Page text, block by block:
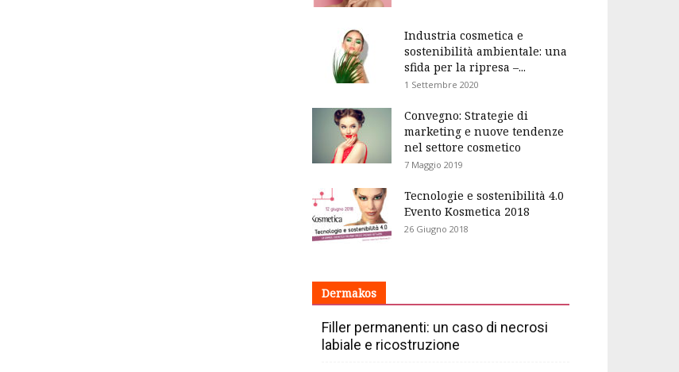
Industria cosmetica e
sostenibilità ambientale: una
sfida per la ripresa –...
1 Settembre 2020
Convegno: Strategie di
marketing e nuove tendenze
nel settore cosmetico
7 Maggio 2019
Tecnologie e sostenibilità 4.0
Evento Kosmetica 2018
26 Giugno 2018
Dermakos
Filler permanenti: un caso di necrosi
labiale e ricostruzione